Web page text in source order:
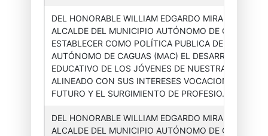
Asesor(a)
Ejecutiva
Órdenes
Ejecutivas
2023-
001
DEL HONORABLE WILLIAM EDGARDO MIRANDA
ALCALDE DEL MUNICIPIO AUTÓNOMO DE CAGUAS,
ESTABLECER COMO POLÍTICA PUBLICA DEL
AUTÓNOMO DE CAGUAS (MAC) EL DESARROLLO
EDUCATIVO DE LOS JÓVENES DE NUESTRA CIUDAD
ALINEADO CON SUS INTERESES VOCACIONALES DE
FUTURO Y EL SURGIMIENTO DE PROFESIO...
DEL HONORABLE WILLIAM EDGARDO MIRANDA
ALCALDE DEL MUNICIPIO AUTÓNOMO DE CAGUAS,